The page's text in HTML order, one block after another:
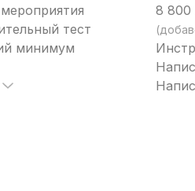
тест
минимум
8 800